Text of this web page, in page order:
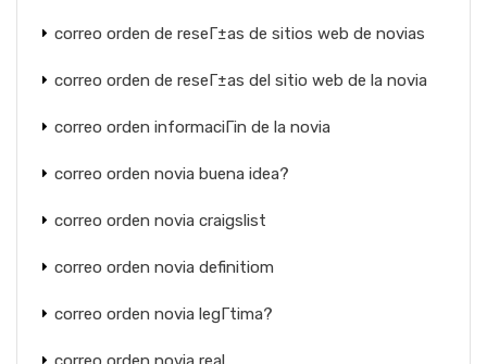
correo orden de reseГ±as de sitios web de novias
correo orden de reseГ±as del sitio web de la novia
correo orden informaciГіn de la novia
correo orden novia buena idea?
correo orden novia craigslist
correo orden novia definitiom
correo orden novia legГ­tima?